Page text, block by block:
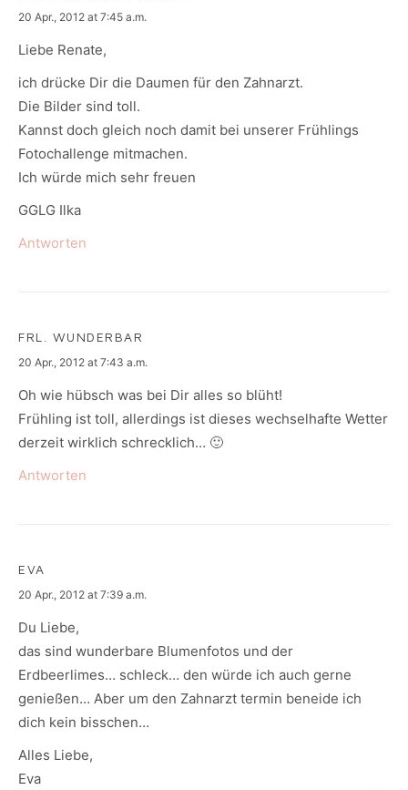
says:
20 Apr., 2012 at 7:45 a.m.
Liebe Renate,
ich drücke Dir die Daumen für den Zahnarzt.
Die Bilder sind toll.
Kannst doch gleich noch damit bei unserer Frühlings
Fotochallenge mitmachen.
Ich würde mich sehr freuen
GGLG Ilka
Antworten
FRL. WUNDERBAR
says:
20 Apr., 2012 at 7:43 a.m.
Oh wie hübsch was bei Dir alles so blüht!
Frühling ist toll, allerdings ist dieses wechselhafte Wetter
derzeit wirklich schrecklich… 🙂
Antworten
EVA
says:
20 Apr., 2012 at 7:39 a.m.
Du Liebe,
das sind wunderbare Blumenfotos und der
Erdbeerlimes… schleck… den würde ich auch gerne
genießen… Aber um den Zahnarzt termin beneide ich
dich kein bisschen…
Alles Liebe,
Eva